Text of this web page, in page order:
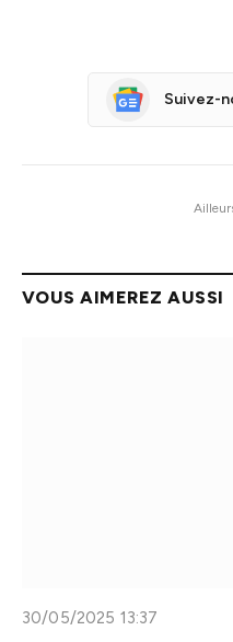
Suivez-
VOUS AIMEREZ AUSSI
30/05/2025 13:37